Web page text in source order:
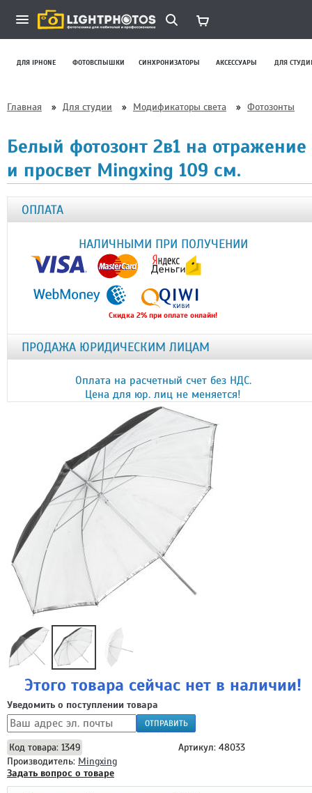
ДЛЯ IPHONE ФОТОВСПЫШКИ СИНХРОНИЗАТОРЫ АКСЕССУАРЫ ДЛЯ
Главная » Для студии » Модификаторы света » Фотозонты
Белый фотозонт 2в1 на отражение
и просвет Mingxing 109 см.
ОПЛАТА
НАЛИЧНЫМИ ПРИ ПОЛУЧЕНИИ
Скидка 2% при оплате онлайн!
ПРОДАЖА ЮРИДИЧЕСКИМ ЛИЦАМ
Оплата на расчетный счет без НДС.
Цена для юр. лиц не меняется!
Этого товара сейчас нет в наличии!
Уведомить о поступлении товара
ОТПРАВИТЬ
Код товара: 1349
Артикул: 48033
Производитель: Mingxing
Задать вопрос о товаре